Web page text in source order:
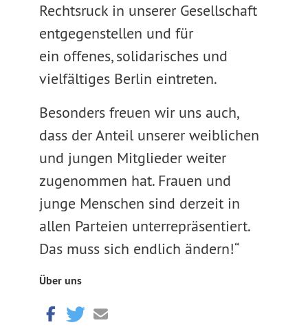
Rechtsruck in unserer Gesellschaft
entgegenstellen und für
ein offenes, solidarisches und
vielfältiges Berlin eintreten.
Besonders freuen wir uns auch,
dass der Anteil unserer weiblichen
und jungen Mitglieder weiter
zugenommen hat. Frauen und
junge Menschen sind derzeit in
allen Parteien unterrepräsentiert.
Das muss sich endlich ändern!“
Über uns